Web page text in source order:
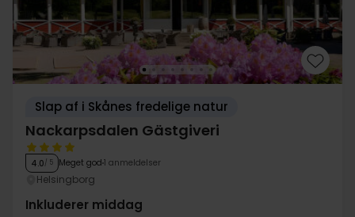
Slap af i Skånes fredelige natur
Nackarpsdalen Gästgiveri
4.0/ 5 Meget god 1 anmeldelser
Helsingborg
Inkluderer middag